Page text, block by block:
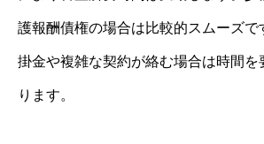
護報酬債権の場合は比較的スムーズで
掛金や複雑な契約が絡む場合は時間を
ります。